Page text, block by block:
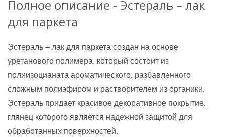
Полное описание - Эстераль – лак
для паркета
Эстераль – лак для паркета создан на основе
уретанового полимера, который состоит из
полиизоцианата ароматического, разбавленного
сложным полиэфиром и растворителем из органики.
Эстераль придает красивое декоративное покрытие,
глянец которого является надежной защитой для
обработанных поверхностей.